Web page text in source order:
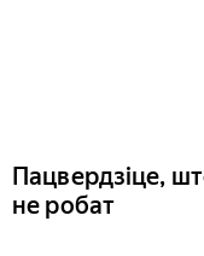
Пацвердзіце,
не робат